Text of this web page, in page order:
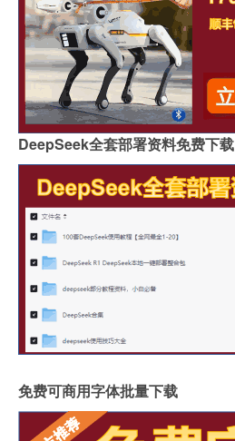
DeepSeek全套部署资料免费下载
免费可商用字体批量下载